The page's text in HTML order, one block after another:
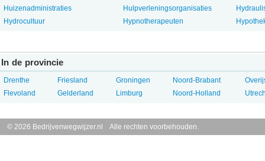
Huizenadministraties
Hydrocultuur
Hulpverleningsorganisaties
Hypnotherapeuten
In de provincie
Drenthe
Flevoland
Friesland
Gelderland
Groningen
Limburg
Noord-Brabant
Noord-Holland
© 2026 Bedrijvenwegwijzer.nl Alle rechten voorbehouden.